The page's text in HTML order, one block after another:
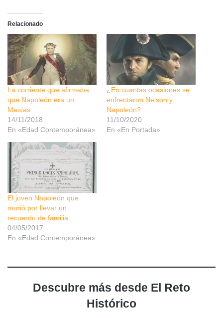
Relacionado
La corriente que afirmaba
que Napoleón era un
Mesías
14/11/2018
En «Edad Contemporánea»
¿En cuantas ocasiones se
enfrentaron Nelson y
Napoleón?
11/10/2020
En «En Portada»
El joven Napoleón que
murió por llevar un
recuerdo de familia
04/05/2017
En «Edad Contemporánea»
Descubre más desde El Reto
Histórico